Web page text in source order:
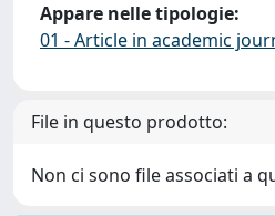
Appare nelle tipologie:
01 - Article in academic
File in questo prodotto:
Non ci sono file associati a